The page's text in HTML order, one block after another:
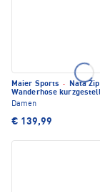
Maier Sports ·
Nata
Wanderhose
Damen
€ 139,99